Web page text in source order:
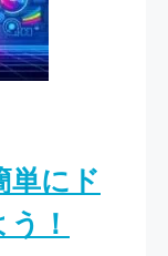
単にド
！